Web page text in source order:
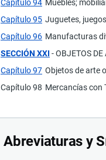
Capítulo 94 Muebles;
Capítulo 95 Juguetes,
Capítulo 96 Manufacturas
SECCIÓN XXI - OBJETOS DE
Capítulo 97 Objetos de arte
Capítulo 98 Mercancías con
Abreviaturas y